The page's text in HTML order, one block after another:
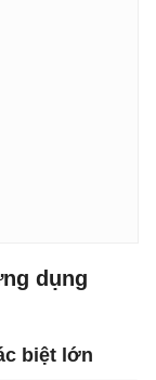
dụng
biệt lớn